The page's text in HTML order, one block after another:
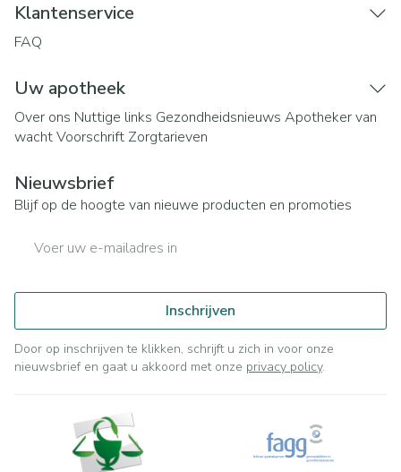
Klantenservice
FAQ
Uw apotheek
Over ons Nuttige links Gezondheidsnieuws Apotheker van
wachtVoorschrift Zorgtarieven
Nieuwsbrief
Blijf op de hoogte van nieuwe producten en promoties
Inschrijven
Door op inschrijven te klikken, schrijft u zich in voor onze
nieuwsbrief en gaat u akkoord met onze privacy policy.